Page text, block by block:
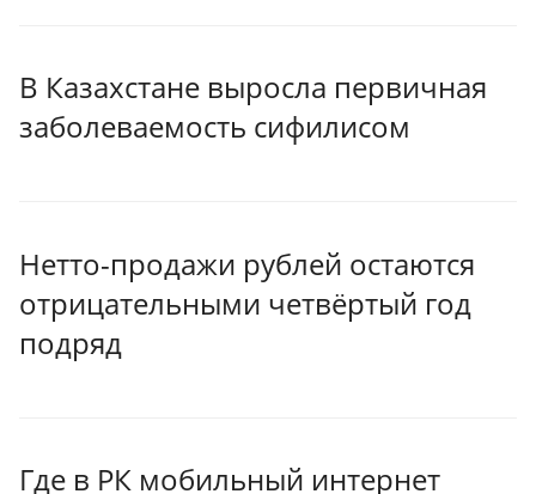
В Казахстане выросла первичная
заболеваемость сифилисом
Нетто-продажи рублей остаются
отрицательными четвёртый год
подряд
Где в РК мобильный интернет